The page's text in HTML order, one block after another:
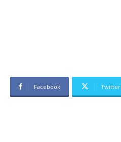
Facebook Twitter